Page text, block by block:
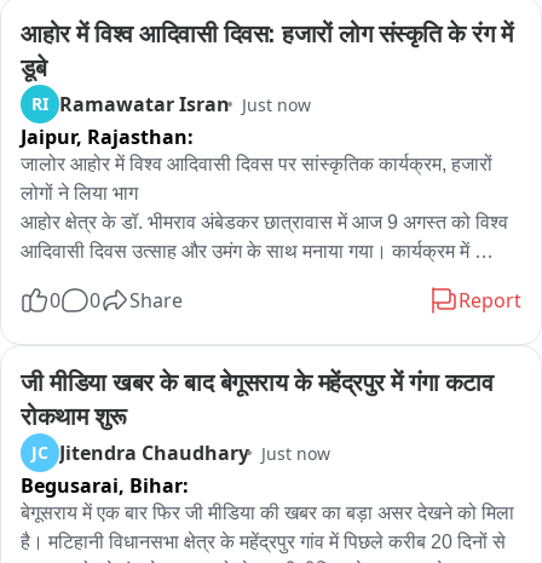
आहोर में विश्व आदिवासी दिवस: हजारों लोग संस्कृति के रंग में
डूबे
RI Ramawatar Isran Just now
Jaipur, Rajasthan:
जालोर आहोर में विश्व आदिवासी दिवस पर सांस्कृतिक कार्यक्रम, हजारों
लोगों ने लिया भाग
आहोर क्षेत्र के डॉ. भीमराव अंबेडकर छात्रावास में आज 9 अगस्त को विश्व
आदिवासी दिवस उत्साह और उमंग के साथ मनाया गया। कार्यक्रम में
इस दौरान सामूहिक नृत्य, गैर नृत्य सहित आदिवासी वेशभूषा में विभिन्न
प्रदर्शन करने वाले छात्रों को मोमेंटो देकर सम्मानित किया गया। आयोजन में
आदिवासी संस्कृति, परंपराओं और शिक्षा के महत्व को लेकर भी संदेश दिया
गया।
इसके पश्यात आदिवासी समाज की विभिन्न मांगों को लेकर उपखंड अधिकारी
को ज्ञापन दिया गया。
0 0 Share Report
जी मीडिया खबर के बाद बेगूसराय के महेंद्रपुर में गंगा कटाव
रोकथाम शुरू
JC Jitendra Chaudhary Just now
Begusarai, Bihar:
बेगूसराय में एक बार फिर जी मीडिया की खबर का बड़ा असर देखने को मिला
है। मटिहानी विधानसभा क्षेत्र के महेंद्रपुर गांव में पिछले करीब 20 दिनों से